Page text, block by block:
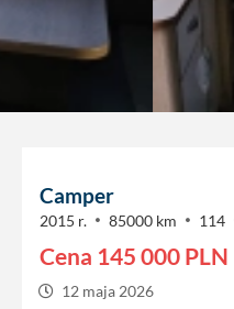
Camper
2015 r. 85000 km 114
Cena 145 000 PLN
12 maja 2026